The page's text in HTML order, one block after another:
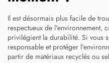
Il est désormais plus facile de
respectueux de l'environnement,
privilégient la durabilité. Si vous
responsable et protéger
partir de matériaux recyclés ou